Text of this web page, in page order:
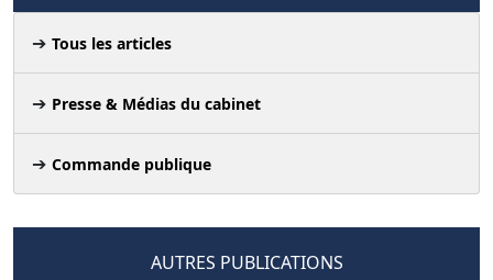
Tous les articles
Presse & Médias du cabinet
Commande publique
AUTRES PUBLICATIONS